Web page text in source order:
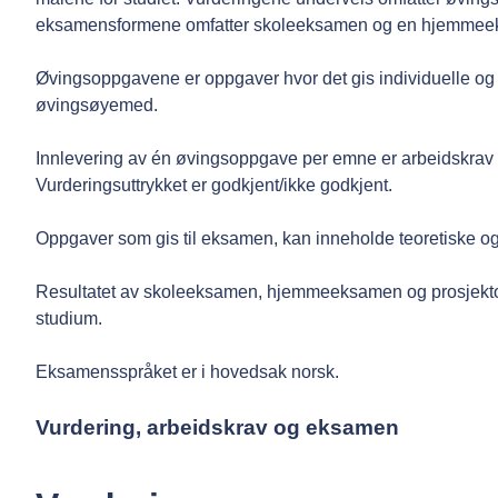
eksamensformene omfatter skoleeksamen og en
Øvingsoppgavene er oppgaver hvor det gis individuelle
øvingsøyemed.
Innlevering av én øvingsoppgave per emne er
Vurderingsuttrykket er godkjent/ikke godkjent.
Oppgaver som gis til eksamen, kan inneholde teoretiske
Resultatet av skoleeksamen, hjemmeeksamen og
studium.
Eksamensspråket er i hovedsak norsk.
Vurdering, arbeidskrav og eksamen